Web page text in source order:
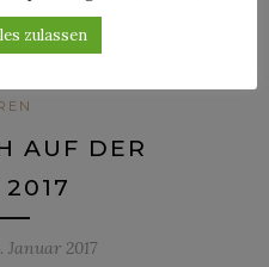
AUF DER
2017
Januar 2017
zulassen